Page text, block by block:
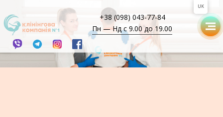
+38 (098) 043-77-84
Пн — Нд с 9.00 до 19.00
UK